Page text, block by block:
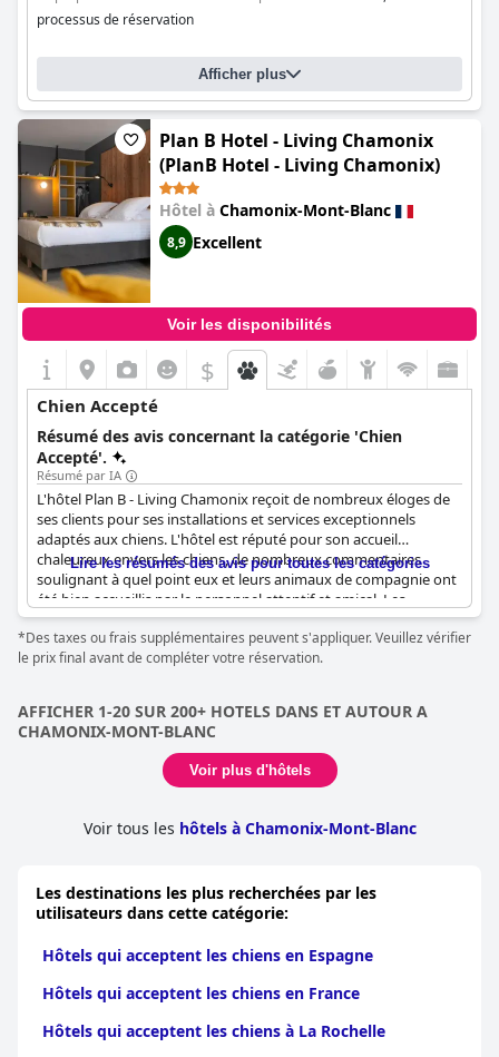
processus de réservation
Afficher plus
Plan B Hotel - Living Chamonix
(PlanB Hotel - Living Chamonix)
Hôtel à Chamonix-Mont-Blanc
8,9 Excellent
Voir les disponibilités
$
Chien Accepté
Résumé des avis concernant la catégorie 'Chien
Accepté'.
Résumé par IA
L'hôtel Plan B - Living Chamonix reçoit de nombreux éloges de
ses clients pour ses installations et services exceptionnels
adaptés aux chiens. L'hôtel est réputé pour son accueil
chaleureux envers les chiens, de nombreux commentaires
soulignant à quel point eux et leurs animaux de compagnie ont
été bien accueillis par le personnel attentif et amical. Les
animaux de compagnie ne sont pas seulement autorisés, mais
célébrés, l'hôtel offrant des commodités pratiques telles que
des gamelles pour animaux.
profiter d'un séjour avec leurs amis à quatre pattes dans cet
établissement extrêmement accueillant pour les animaux de
compagnie. Des attentions particulières, comme le fait de servir
du riz aux petits chiens en dehors des heures de restauration,
des animaux de compagnie. En vérité, l'hôtel Plan B - Living
Chamonix se distingue comme un excellent choix pour les
Lire les résumés des avis pour toutes les catégories
*Des taxes ou frais supplémentaires peuvent s'appliquer. Veuillez vérifier
le prix final avant de compléter votre réservation.
AFFICHER 1-20 SUR 200+ HOTELS DANS ET AUTOUR A
CHAMONIX-MONT-BLANC
Voir plus d'hôtels
Voir tous les hôtels à Chamonix-Mont-Blanc
Les destinations les plus recherchées par les
utilisateurs dans cette catégorie:
Hôtels qui acceptent les chiens en Espagne
Hôtels qui acceptent les chiens en France
Hôtels qui acceptent les chiens à La Rochelle